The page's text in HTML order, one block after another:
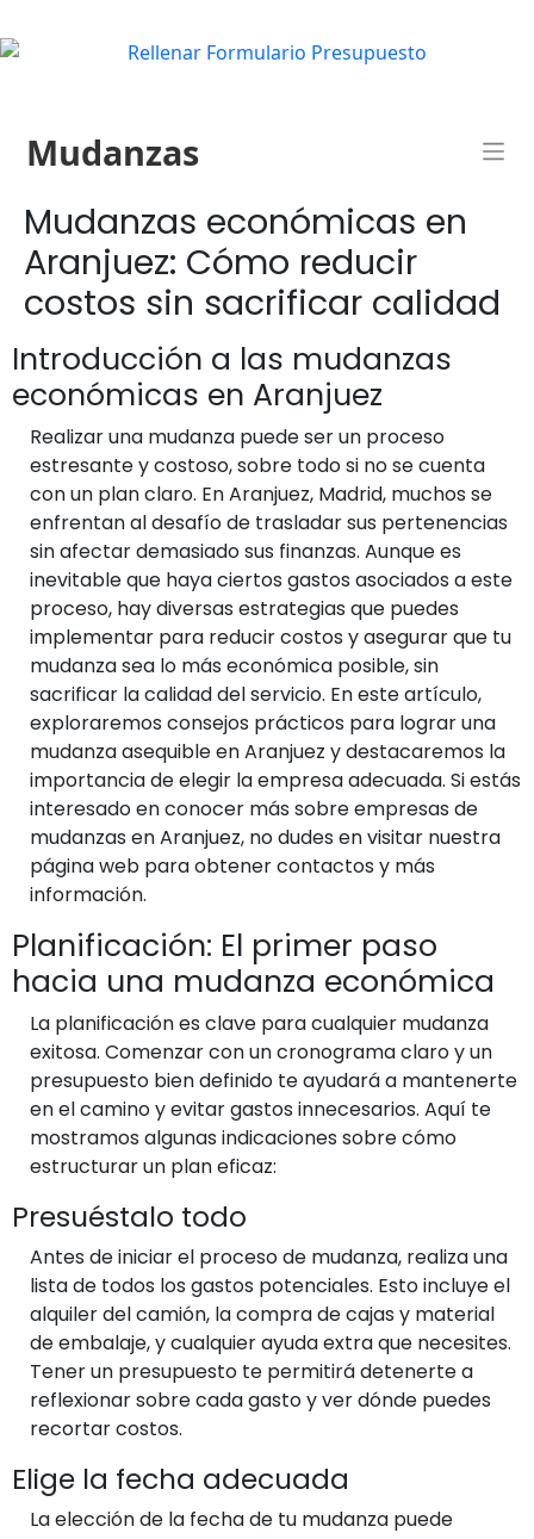
Mudanzas
Mudanzas económicas en
Aranjuez: Cómo reducir
costos sin sacrificar calidad
Introducción a las mudanzas
económicas en Aranjuez
Realizar una mudanza puede ser un proceso
estresante y costoso, sobre todo si no se cuenta
con un plan claro. En Aranjuez, Madrid, muchos se
enfrentan al desafío de trasladar sus pertenencias
sin afectar demasiado sus finanzas. Aunque es
inevitable que haya ciertos gastos asociados a este
proceso, hay diversas estrategias que puedes
implementar para reducir costos y asegurar que tu
mudanza sea lo más económica posible, sin
sacrificar la calidad del servicio. En este artículo,
exploraremos consejos prácticos para lograr una
mudanza asequible en Aranjuez y destacaremos la
importancia de elegir la empresa adecuada. Si estás
interesado en conocer más sobre empresas de
mudanzas en Aranjuez, no dudes en visitar nuestra
página web para obtener contactos y más
información.
Planificación: El primer paso
hacia una mudanza económica
La planificación es clave para cualquier mudanza
exitosa. Comenzar con un cronograma claro y un
presupuesto bien definido te ayudará a mantenerte
en el camino y evitar gastos innecesarios. Aquí te
mostramos algunas indicaciones sobre cómo
estructurar un plan eficaz:
Presuéstalo todo
Antes de iniciar el proceso de mudanza, realiza una
lista de todos los gastos potenciales. Esto incluye el
alquiler del camión, la compra de cajas y material
de embalaje, y cualquier ayuda extra que necesites.
Tener un presupuesto te permitirá detenerte a
reflexionar sobre cada gasto y ver dónde puedes
recortar costos.
Elige la fecha adecuada
La elección de la fecha de tu mudanza puede